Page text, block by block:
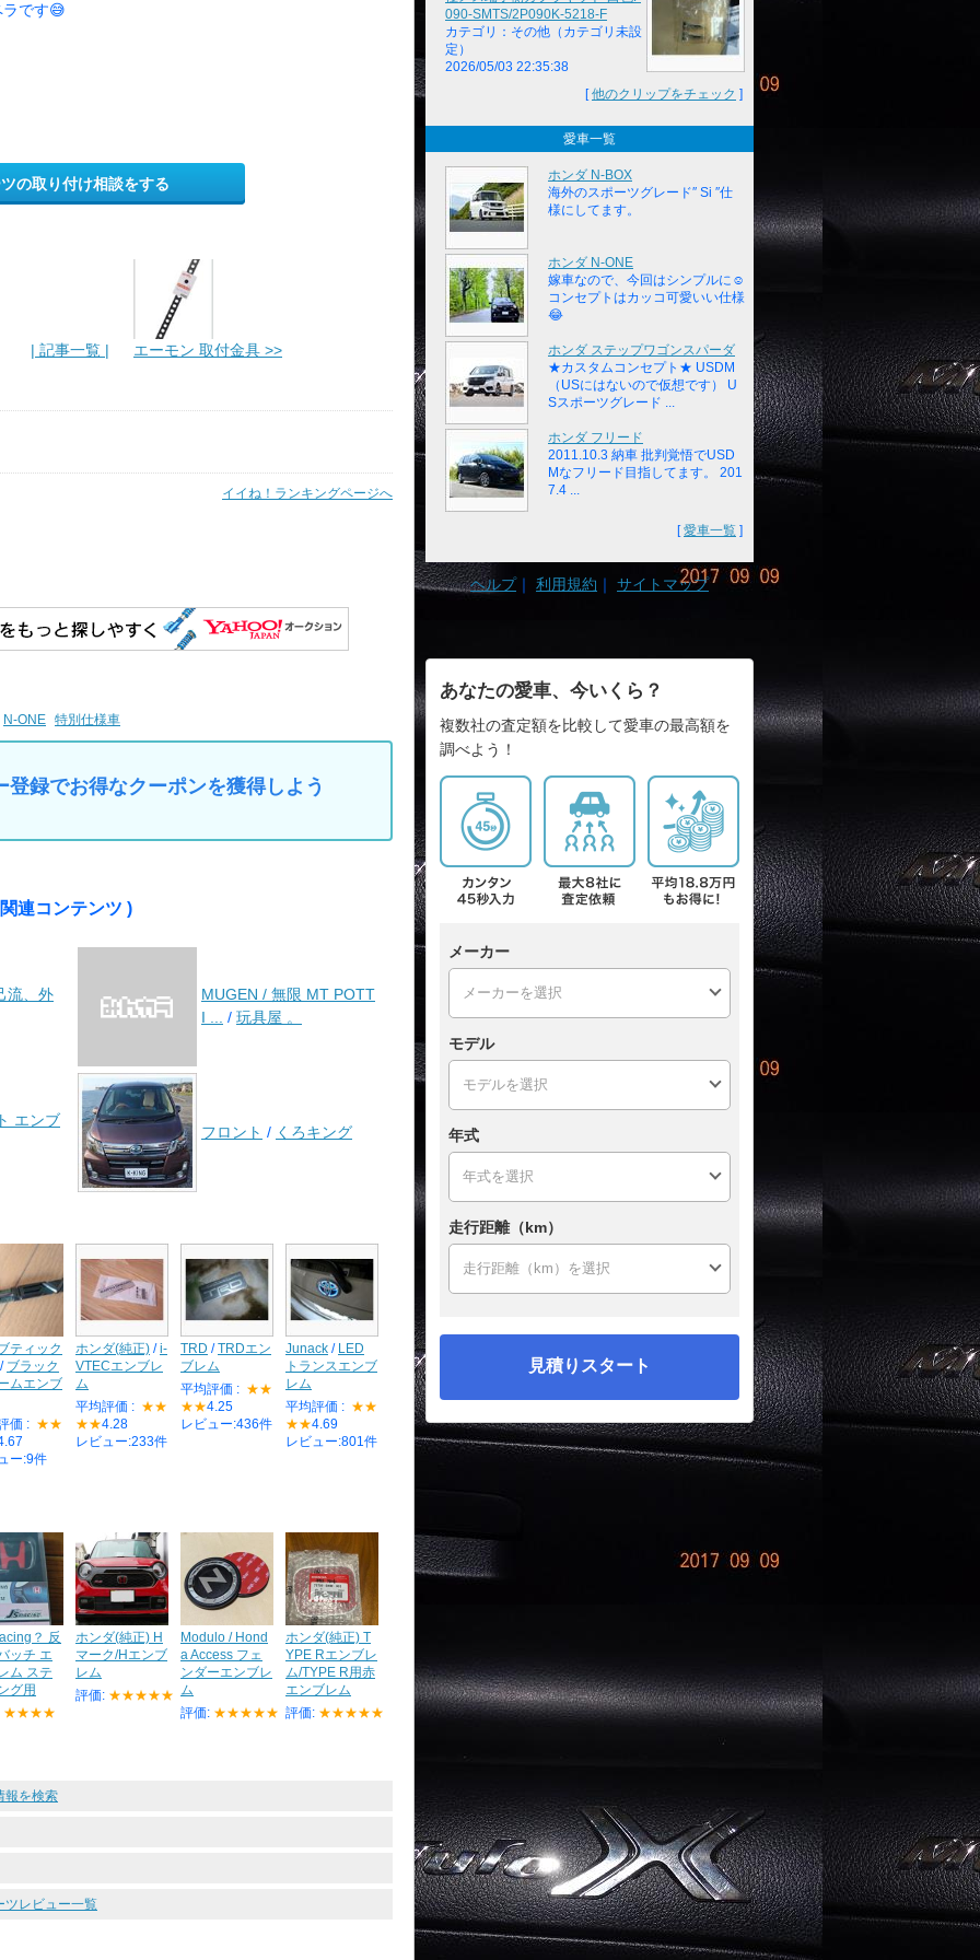
です😅
の取り付け相談をする
| 記事一覧 | エーモン 取付金具 >>
イイね！ランキングページへ
N-ONE 特別仕様車
録でお得なクーポンを獲得しよう
連コンテンツ )
流、外
MUGEN / 無限 MT POTT
I ...
/ 玩具屋 。
エンブ
フロント / くろキング
ティック
ブラック
ムエンブ
価 : ★★
ー:9件
ホンダ(純正) /i-
VTECエンブレ
ム
平均評価 : ★★
★★4.28
レビュー:233件
TRD /TRDエン
ブレム
平均評価 : ★★
★★4.25
レビュー:436件
Junack / LED
トランスエンブ
レム
平均評価 : ★★
★★4.69
レビュー:801件
？ 反
ッチ エ
ム ステ
グ用
★★★★
ホンダ(純正) H
マーク/Hエンブ
レム
評価: ★★★★★
Modulo / Hond
a Access フェ
ンダーエンブレ
ム
評価: ★★★★★
ホンダ(純正) T
YPE Rエンブレ
ム/TYPE R用赤
エンブレム
評価: ★★★★★
報を検索
ツレビュー一覧
090-SMTS/2P090K-5218-F
カテゴリ：その他（カテゴリ未設
定）
2026/05/03 22:35:38
[他のクリップをチェック ]
愛車一覧
ホンダ N-BOX
海外のスポーツグレード″ Si ″仕
様にしてます。
ホンダ N-ONE
嫁車なので、今回はシンプルに☺️
コンセプトはカッコ可愛いい仕様
😂
ホンダ ステップワゴンスパーダ
★カスタムコンセプト★ USDM
（USにはないので仮想です） U
Sスポーツグレード ...
ホンダ フリード
2011.10.3 納車 批判覚悟でUSD
Mなフリード目指してます。 201
7.4 ...
[愛車一覧 ]
ヘルプ｜ 利用規約 ｜ サイトマップ
あなたの愛車、今いくら？
複数社の査定額を比較して愛車の最高額を
調べよう！
メーカー
モデル
年式
走行距離（km）
見積りスタート